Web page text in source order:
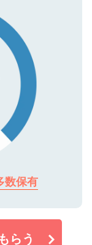
ください。
数保有
らう